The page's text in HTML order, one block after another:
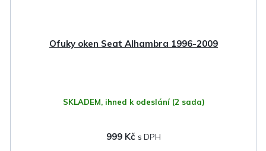
Ofuky oken Seat Alhambra 1996-2009
SKLADEM, ihned k odeslání (2 sada)
999 Kč